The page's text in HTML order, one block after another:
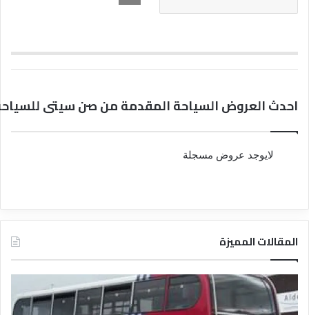
احدث العروض السياحة المقدمة من صن سيتى
لايوجد عروض مسجلة
المقالات المميزة
ل
ي